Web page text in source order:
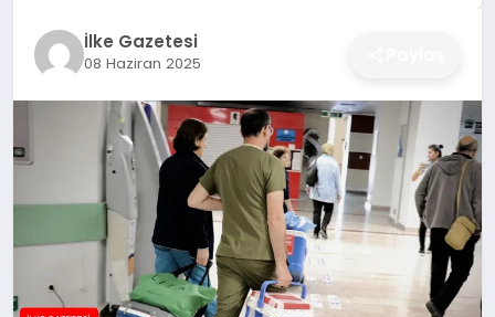
DÜNYA
İlke Gazetesi
08 Haziran 2025